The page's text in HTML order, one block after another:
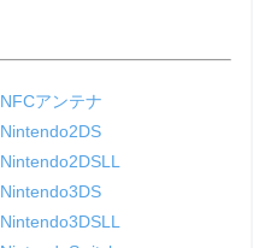
NFCアンテナ
Nintendo2DS
Nintendo2DSLL
Nintendo3DS
Nintendo3DSLL